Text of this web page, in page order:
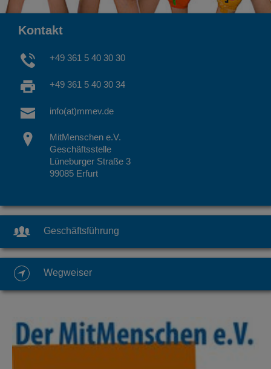
Kontakt
+49 361 5 40 30 30
+49 361 5 40 30 34
info(at)mmev.de
MitMenschen e.V.
Geschäftsstelle
Lüneburger Straße 3
99085 Erfurt
Geschäftsführung
Wegweiser